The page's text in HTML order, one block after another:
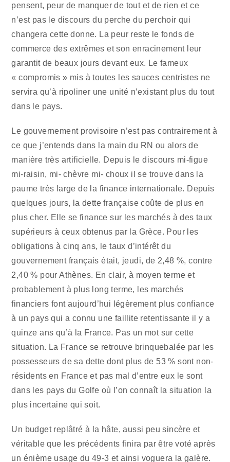
pensent, peur de manquer de tout et de rien et ce
n’est pas le discours du perche du perchoir qui
changera cette donne. La peur reste le fonds de
commerce des extrêmes et son enracinement leur
garantit de beaux jours devant eux. Le fameux
« compromis » mis à toutes les sauces centristes ne
servira qu’à ripoliner une unité n’existant plus du tout
dans le pays.
Le gouvernement provisoire n’est pas contrairement à
ce que j’entends dans la main du RN ou alors de
manière très artificielle. Depuis le discours mi-figue
mi-raisin, mi- chèvre mi- choux il se trouve dans la
paume très large de la finance internationale. Depuis
quelques jours, la dette française coûte de plus en
plus cher. Elle se finance sur les marchés à des taux
supérieurs à ceux obtenus par la Grèce. Pour les
obligations à cinq ans, le taux d’intérêt du
gouvernement français était, jeudi, de 2,48 %, contre
2,40 % pour Athènes. En clair, à moyen terme et
probablement à plus long terme, les marchés
financiers font aujourd’hui légèrement plus confiance
à un pays qui a connu une faillite retentissante il y a
quinze ans qu’à la France. Pas un mot sur cette
situation. La France se retrouve brinquebalée par les
possesseurs de sa dette dont plus de 53 % sont non-
résidents en France et pas mal d’entre eux le sont
dans les pays du Golfe où l’on connaît la situation la
plus incertaine qui soit.
Un budget replâtré à la hâte, aussi peu sincère et
véritable que les précédents finira par être voté après
un énième usage du 49-3et ainsi voguera la galère.